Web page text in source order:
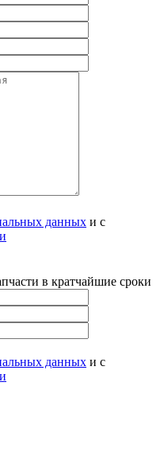
данных и с
в кратчайшие сроки
данных и с